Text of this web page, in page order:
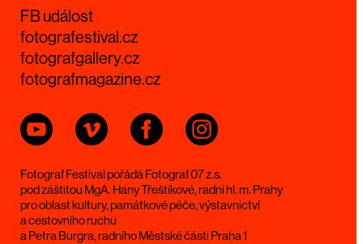
FB událost
fotografestival.cz
fotografgallery.cz
fotografmagazine.cz
Fotograf Festival pořádá Fotograf 07 z.s.
pod záštitou MgA. Hany Třeštíkové, radní hl. m. Prahy
pro oblast kultury, památkové péče, výstavnictví
a cestovního ruchu
a Petra Burgra, radního Městské části Praha 1